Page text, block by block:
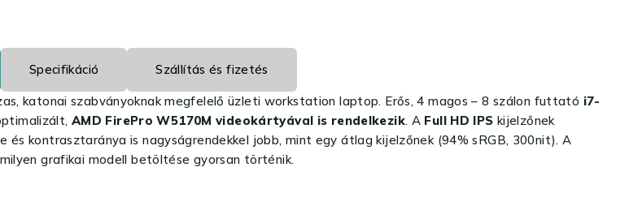
Specifikáció Szállítás és fizetés
katonai szabványoknak megfelelő üzleti workstation laptop. Erős, 4 magos – 8 szálon futtató i7-
AMD FirePro W5170M videokártyával is rendelkezik. A Full HD IPS kijelzőnek
kontrasztaránya is nagyságrendekkel jobb, mint egy átlag kijelzőnek (94% sRGB, 300nit). A
grafikai modell betöltése gyorsan történik.